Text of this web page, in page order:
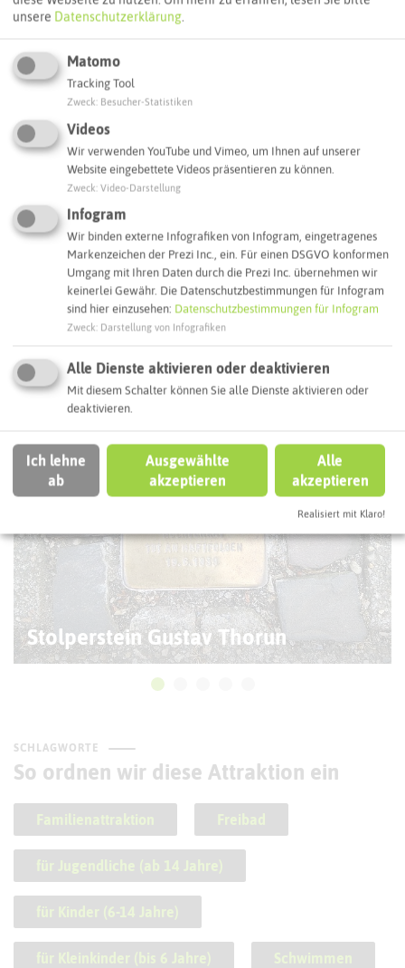
Webseite
Interaktive Karte
Routenplanung zum Ziel:
ÖPNV-Route finden
Autoroute finden
ATTRAKTIONEN IN DER UMGEBUNG
BOTTROP
Stolperstein Gustav Thorun
SCHLAGWORTE
So ordnen wir diese Attraktion ein
Familienattraktion Freibad
für Jugendliche (ab 14 Jahre)
für Kinder (6-14 Jahre)
für Kleinkinder (bis 6 Jahre) Schwimmen
unsere Datenschutzerklärung.
Matomo
Tracking Tool
Zweck Besucher-Statistiken
Videos
Wir verwenden YouTube und Vimeo, um Ihnen auf unserer
Website eingebettete Videos präsentieren zu können.
Zweck Video-Darstellung
Infogram
Wir binden externe Infografiken von Infogram, eingetragenes
Markenzeichen der Prezi Inc., ein. Für einen DSGVO konformen
Umgang mit Ihren Daten durch die Prezi Inc. übernehmen wir
keinerlei Gewähr. Die Datenschutzbestimmungen für Infogram
sind hier einzusehen: Datenschutzbestimmungen für Infogram
Zweck Darstellung von Infografiken
Alle Dienste aktivieren oder deaktivieren
Mit diesem Schalter können Sie alle Dienste aktivieren oder
deaktivieren.
Ich lehne
ab
Ausgewählte
akzeptieren
Alle
akzeptieren
Realisiert mit Klaro!